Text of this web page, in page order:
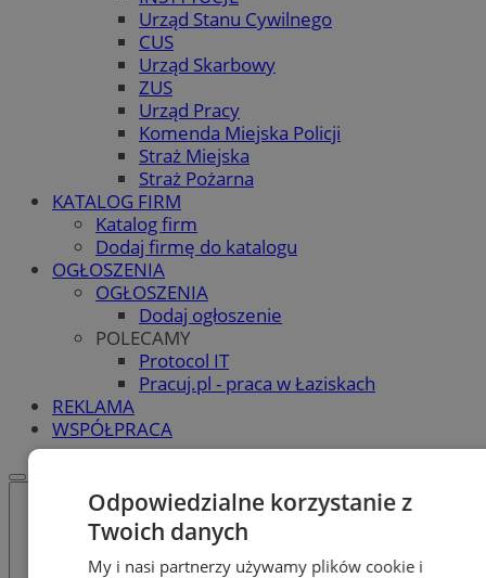
Urząd Stanu Cywilnego
CUS
Urząd Skarbowy
ZUS
Urząd Pracy
Komenda Miejska Policji
Straż Miejska
Straż Pożarna
KATALOG FIRM
Katalog firm
Dodaj firmę do katalogu
OGŁOSZENIA
OGŁOSZENIA
Dodaj ogłoszenie
POLECAMY
Protocol IT
Pracuj.pl - praca w Łaziskach
REKLAMA
WSPÓŁPRACA
Odpowiedzialne korzystanie z
Twoich danych
My i nasi partnerzy używamy plików cookie i